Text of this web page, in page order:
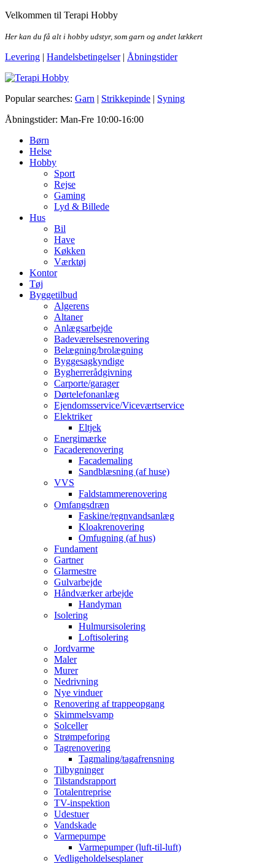
Skip
the
Velkommen til Terapi Hobby
Her kan du få alt i hobby udstyr, som garn og andet lækkert
Levering | Handelsbetingelser| Åbningstider
Terapi Hobby
Popular searches: Garn | Strikkepinde | Syning
Åbningstider: Man-Fre 10:00-16:00
Børn
Helse
Hobby
Sport
Rejse
Gaming
Lyd & Billede
Hus
Bil
Have
Køkken
Værktøj
Kontor
Tøj
Byggetilbud
Algerens
Altaner
Anlægsarbejde
Badeværelsesrenovering
Belægning/brolægning
Byggesagkyndige
Bygherrerådgivning
Carporte/garager
Dørtelefonanlæg
Ejendomsservice/Viceværtservice
Elektriker
Eltjek
Energimærke
Facaderenovering
Facademaling
Sandblæsning (af huse)
VVS
Faldstammerenovering
Omfangsdræn
Faskine/regnvandsanlæg
Kloakrenovering
Omfugning (af hus)
Fundament
Gartner
Glarmestre
Gulvarbejde
Håndværker arbejde
Handyman
Isolering
Hulmursisolering
Loftisolering
Jordvarme
Maler
Murer
Nedrivning
Nye vinduer
Renovering af trappeopgang
Skimmelsvamp
Solceller
Strømpeforing
Tagrenovering
Tagmaling/tagafrensning
Tilbygninger
Tilstandsrapport
Totalentreprise
TV-inspektion
Udestuer
Vandskade
Varmepumpe
Varmepumper (luft-til-luft)
Vedligeholdelsesplaner